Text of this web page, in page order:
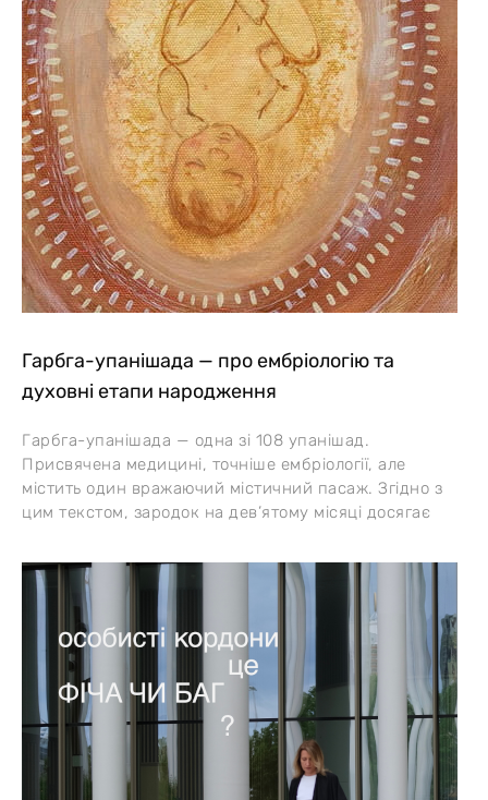
Гарбга-упанішада — про ембріологію та
духовні етапи народження
Гарбга-упанішада — одна зі 108 упанішад.
Присвячена медицині, точніше ембріології, але
містить один вражаючий містичний пасаж. Згідно з
цим текстом, зародок на дев’ятому місяці досягає